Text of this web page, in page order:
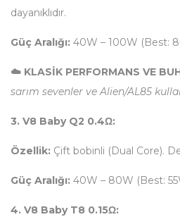
dayanıklıdır.
Güç Aralığı: 40W – 100W (Best:
☁️ KLASİK PERFORMANS VE
sarım sevenler ve Alien/AL85
3. V8 Baby Q2 0.4Ω:
Özellik: Çift bobinli (Dual Core).
Güç Aralığı: 40W – 80W (Best:
4. V8 Baby T8 0.15Ω: